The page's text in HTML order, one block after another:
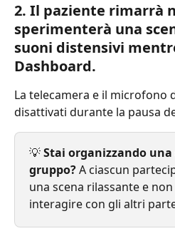
2. Il paziente rimarrà
sperimenterà una
suoni distensivi
Dashboard.
La telecamera e il microfono
disattivati ​​durante la pausa
💡 Stai organizzando
gruppo? A ciascun
una scena rilassante e
interagire con gli altri